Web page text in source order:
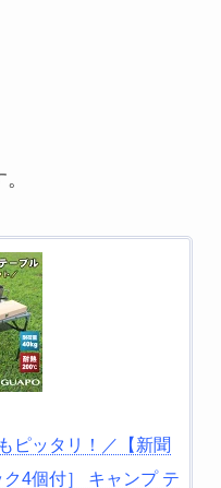
ピッタリ！／【新聞
ク4個付］ キャンプ テ